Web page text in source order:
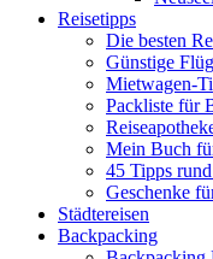
Reisetipps
Die besten
Günstige
Mietwagen-
Packliste für
Mein Buch
45 Tipps
Geschenke
Städtereisen
Backpacking